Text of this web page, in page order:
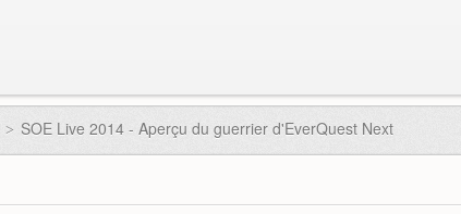
> SOE Live 2014 - Aperçu du guerrier d'EverQuest Next